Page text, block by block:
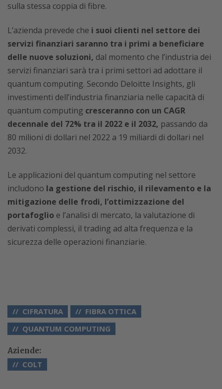
sulla stessa coppia di fibre.
L’azienda prevede che i suoi clienti nel settore dei
servizi finanziari saranno tra i primi a beneficiare
delle nuove soluzioni, dal momento che l’industria dei
servizi finanziari sarà tra i primi settori ad adottare il
quantum computing. Secondo Deloitte Insights, gli
investimenti dell’industria finanziaria nelle capacità di
quantum computing cresceranno con un CAGR
decennale del 72% tra il 2022 e il 2032, passando da
80 milioni di dollari nel 2022 a 19 miliardi di dollari nel
2032.
Le applicazioni del quantum computing nel settore
includono la gestione del rischio, il rilevamento e la
mitigazione delle frodi, l’ottimizzazione del
portafoglio e l’analisi di mercato, la valutazione di
derivati complessi, il trading ad alta frequenza e la
sicurezza delle operazioni finanziarie.
CIFRATURA
FIBRA OTTICA
QUANTUM COMPUTING
Aziende:
COLT